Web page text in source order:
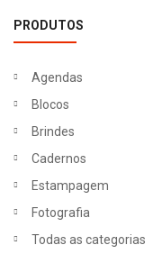
PRODUTOS
Agendas
Blocos
Brindes
Cadernos
Estampagem
Fotografia
Todas as categorias